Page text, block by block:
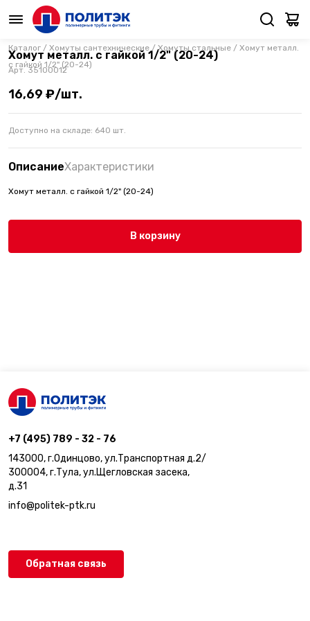
Каталог / Хомуты сантехнические /Хомуты стальные / Хомут металл.
с гайкой 1/2" (20-24)
Хомут металл. с гайкой 1/2" (20-24)
Арт.35100012
16,69 ₽/шт.
Доступно на складе: 640 шт.
ОписаниеХарактеристики
Хомут металл. с гайкой 1/2" (20-24)
В корзину
+7 (495) 789 - 32 - 76
143000, г.Одинцово, ул.Транспортная д.2/
300004, г.Тула, ул.Щегловская засека,
д.31
info@politek-ptk.ru
Обратная связь